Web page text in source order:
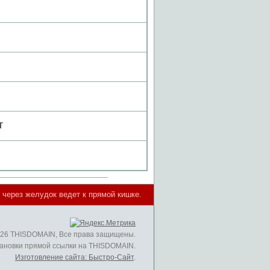
желудок ведет к прямой кишке.
THISDOMAIN, Все права защищены.
прямой ссылки на THISDOMAIN.
Изготовление сайта: Быстро-Сайт.